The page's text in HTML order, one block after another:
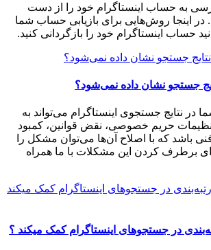
به حساب اینستاگرام خود را از دست
در اینجا روش‌هایی برای بازیابی حساب شما
حساب اینستاگرام خود را بازگردانی کنید.
جستجو نشان داده نمی‌شود؟
نتایج جستجوی اینستاگرام می‌تواند به
تنظیمات حریم خصوصی، نقض قوانین، کمبود
باشد که با اصلاح آن‌ها می‌توان مشکل را
برطرف کردن این مشکلات با ما همراه
در جستجوهای اینستاگرام کمک میکند ؟